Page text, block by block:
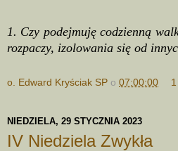
1. Czy podejmuję codzienną
rozpaczy, izolowania się od
o. Edward Kryściak SP o 07:00:00
NIEDZIELA, 29 STYCZNIA 2023
IV Niedziela Zwykła